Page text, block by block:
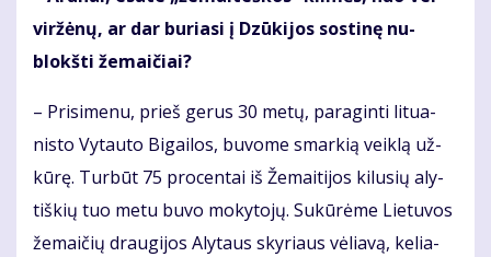
vir­žė­nų, ar dar bu­ria­si į Dzū­ki­jos sos­ti­nę nu­
blokš­ti že­mai­čiai?
– Pri­si­me­nu, prieš ge­rus 30 me­tų, pa­ra­gin­ti li­tu­a­
nis­to Vy­tau­to Bi­gai­los, bu­vo­me smar­kią veik­lą už­
kū­rę. Tur­būt 75 pro­cen­tai iš Že­mai­ti­jos ki­lu­sių aly­
tiš­kių tuo me­tu bu­vo mo­ky­to­jų. Su­kū­rė­me Lie­tu­vos
že­mai­čių drau­gi­jos Aly­taus sky­riaus vė­lia­vą, ke­lia­